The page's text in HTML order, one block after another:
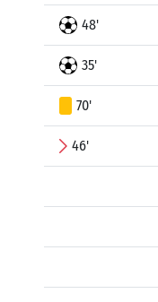
48'
35'
70'
46'